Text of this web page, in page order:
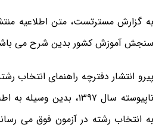
به گزارش مسترتست، متن اطلاعیه
سنجش آموزش کشور بدین شرح می
پیرو انتشار دفترچه راهنمای انتخاب
ناپیوسته سال ۱۳۹۷
، بدین وسیله به
به انتخاب رشته در آزمون فوق می